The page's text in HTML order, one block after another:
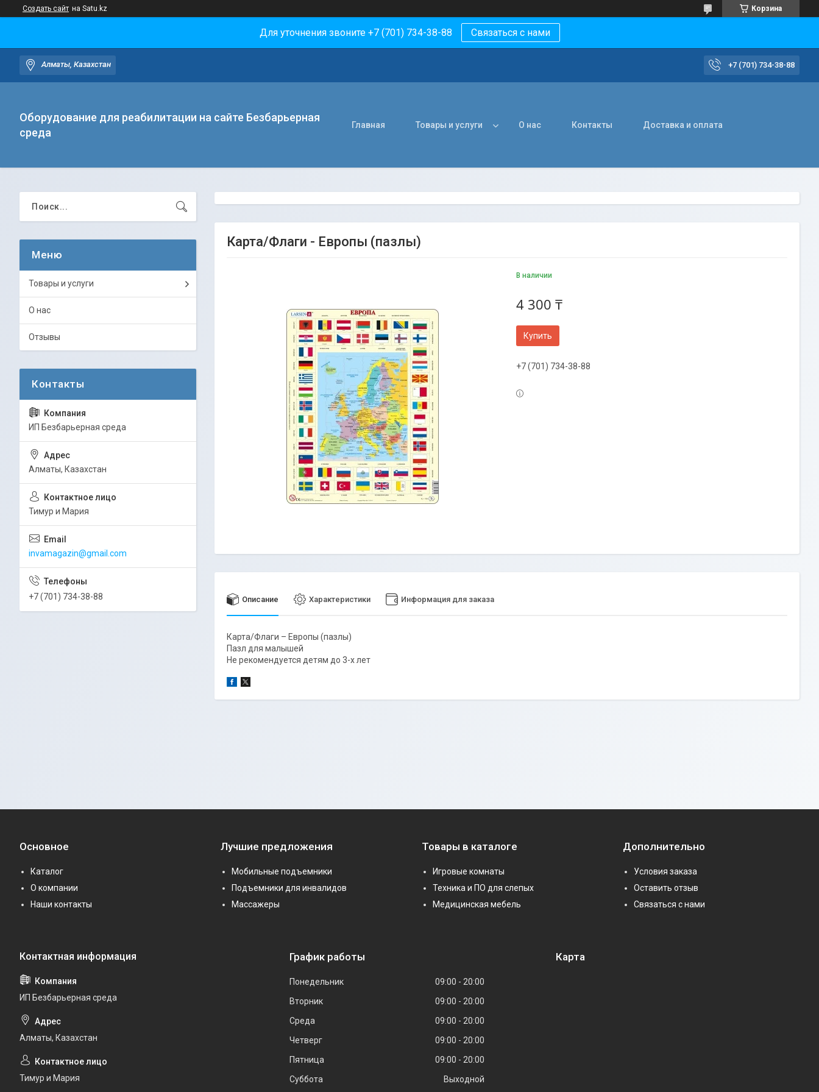
Создать сайт на Satu.kz Корзина
Для уточнения звоните +7 (701) 734-38-88 Связаться с нами
Алматы, Казахстан +7 (701) 734-38-88
Оборудование для реабилитации на сайте Безбарьерная
среда
Главная Товары и услуги О нас Контакты Доставка и оплата
Карта/Флаги - Европы (пазлы)
В наличии
4 300 ₸
Купить
+7 (701) 734-38-88
Описание Характеристики Информация для заказа
Карта/Флаги – Европы (пазлы)
Пазл для малышей
Не рекомендуется детям до 3-х лет
Товары и услуги
О нас
Отзывы
ИП Безбарьерная среда
Алматы, Казахстан
Тимур и Мария
invamagazin@gmail.com
+7 (701) 734-38-88
Основное
Каталог
О компании
Наши контакты
Лучшие предложения
Мобильные подъемники
Подъемники для инвалидов
Массажеры
Товары в каталоге
Игровые комнаты
Техника и ПО для слепых
Медицинская мебель
Дополнительно
Условия заказа
Оставить отзыв
Связаться с нами
ИП Безбарьерная среда
Алматы, Казахстан
Тимур и Мария
График работы
Понедельник 09:00
20:00
Вторник
09:00
20:00
Среда
09:00
20:00
Четверг
09:00
20:00
Пятница
09:00
20:00
Суббота
Выходной
Карта